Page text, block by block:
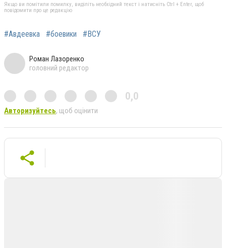
Якщо ви помітили помилку, виділіть необхідний текст і натисніть Ctrl + Enter, щоб
повідомити про це редакцію
#Авдеевка #боевики #ВСУ
Роман Лазоренко
головний редактор
0,0
Авторизуйтесь, щоб оцінити